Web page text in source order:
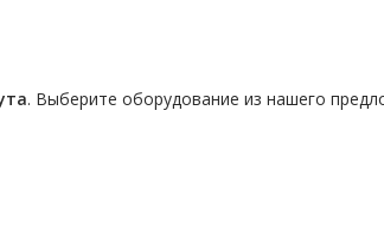
. Выберите оборудование из нашего